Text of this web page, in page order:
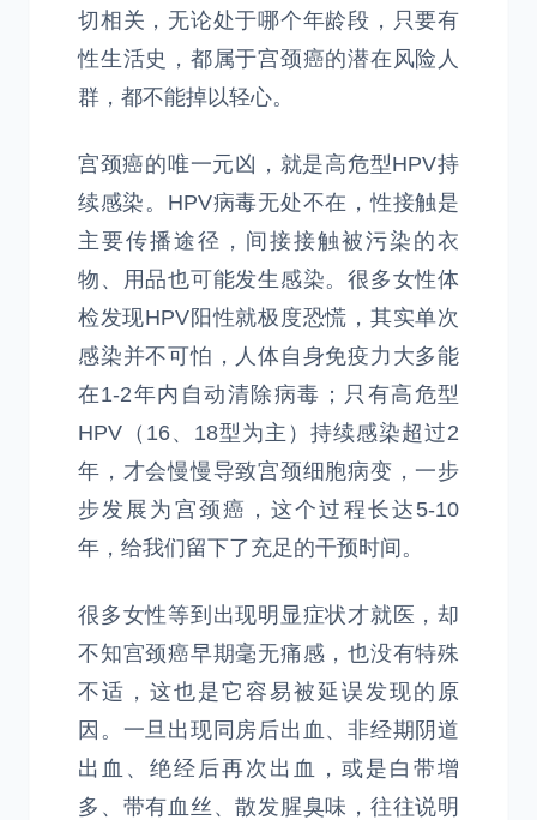
切相关，无论处于哪个年龄段，只要有
性生活史，都属于宫颈癌的潜在风险人
群，都不能掉以轻心。
宫颈癌的唯一元凶，就是高危型HPV持
续感染。HPV病毒无处不在，性接触是
主要传播途径，间接接触被污染的衣
物、用品也可能发生感染。很多女性体
检发现HPV阳性就极度恐慌，其实单次
感染并不可怕，人体自身免疫力大多能
在1-2年内自动清除病毒；只有高危型
HPV（16、18型为主）持续感染超过2
年，才会慢慢导致宫颈细胞病变，一步
步发展为宫颈癌，这个过程长达5-10
年，给我们留下了充足的干预时间。
很多女性等到出现明显症状才就医，却
不知宫颈癌早期毫无痛感，也没有特殊
不适，这也是它容易被延误发现的原
因。一旦出现同房后出血、非经期阴道
出血、绝经后再次出血，或是白带增
多、带有血丝、散发腥臭味，往往说明